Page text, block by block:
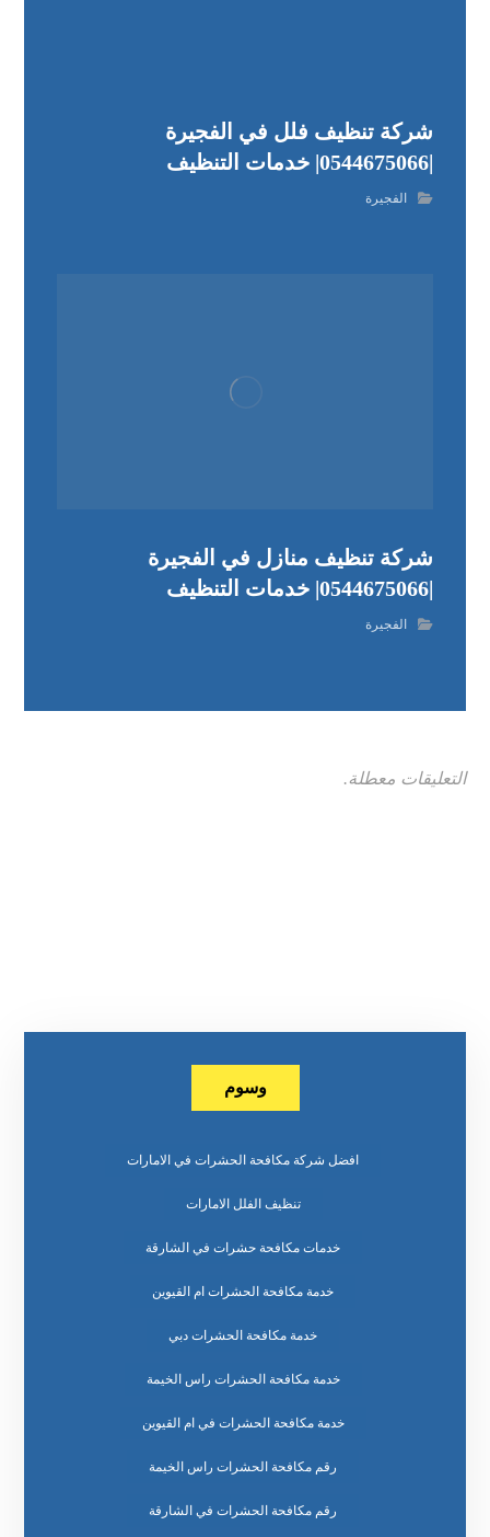
شركة تنظيف فلل في الفجيرة
|0544675066| خدمات التنظيف
الفجيرة
شركة تنظيف منازل في الفجيرة
|0544675066| خدمات التنظيف
الفجيرة
التعليقات معطلة.
وسوم
افضل شركة مكافحة الحشرات في الامارات
تنظيف الفلل الامارات
خدمات مكافحة حشرات في الشارقة
خدمة مكافحة الحشرات ام القيوين
خدمة مكافحة الحشرات دبي
خدمة مكافحة الحشرات راس الخيمة
خدمة مكافحة الحشرات في ام القيوين
رقم مكافحة الحشرات راس الخيمة
رقم مكافحة الحشرات في الشارقة